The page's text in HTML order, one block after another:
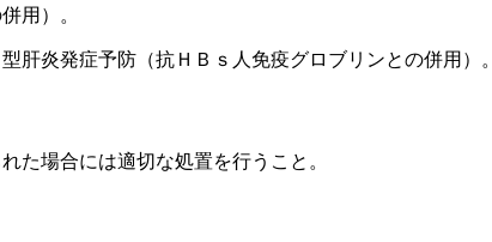
用）。
炎発症予防（抗ＨＢｓ人免疫グロブリンとの併用）。
た場合には適切な処置を行うこと。